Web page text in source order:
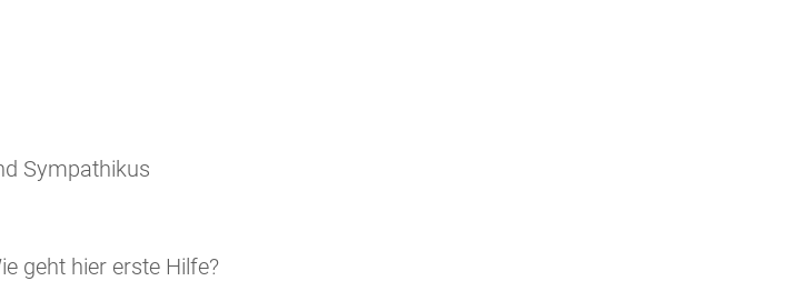
Sympathikus
geht hier erste Hilfe?